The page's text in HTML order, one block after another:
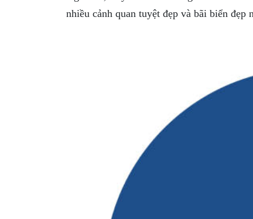
nhiều cảnh quan tuyệt đẹp và bãi biển đẹp